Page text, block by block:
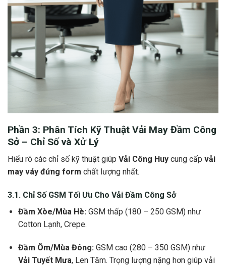
Phần 3: Phân Tích Kỹ Thuật Vải May Đầm Công
Sở– Chỉ Số và Xử Lý
Hiểu rõ các chỉ số kỹ thuật giúp Vải Công Huy cung cấp vải
may váy đứng form chất lượng nhất.
3.1. Chỉ Số GSM Tối Ưu Cho Vải Đầm Công Sở
Đầm Xòe/Mùa Hè:GSM thấp (180 – 250 GSM) như
Cotton Lạnh, Crepe.
Đầm Ôm/Mùa Đông:GSM cao (280 – 350 GSM) như
Vải Tuyết Mưa, Len Tăm. Trọng lượng nặng hơn giúp vải